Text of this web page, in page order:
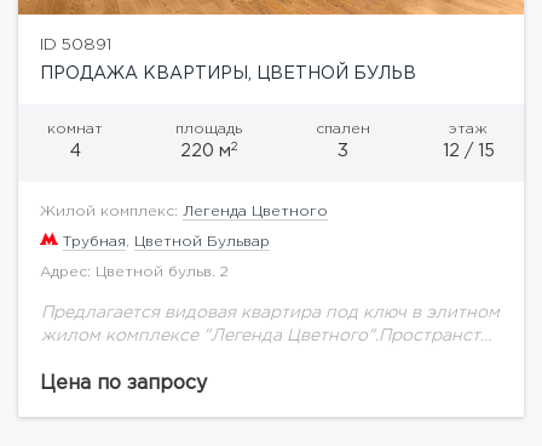
ID 50891
ПРОДАЖА КВАРТИРЫ, ЦВЕТНОЙ БУЛЬВ
комнат
4
площадь
220 м2
спален
3
этаж
12 / 15
Жилой комплекс: Легенда Цветного
Трубная Цветной Бульвар
Адрес: Цветной бульв. 2
Предлагается видовая квартира под ключ в элитном
жилом комплексе "Легенда Цветного".Пространство
мастер-спальня со своей гардеробной и санузлом,
Цена по запросу